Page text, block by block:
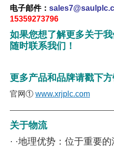
电子邮件：
15359273796
如果您想了解更多关于
随时联系我们！
更多产品和品牌请戳下
官网① www.xrjplc.com
关于物流
· ·地理优势：位于重要